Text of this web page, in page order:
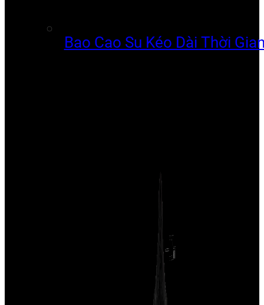
Bao Cao Su Kéo Dài Thời